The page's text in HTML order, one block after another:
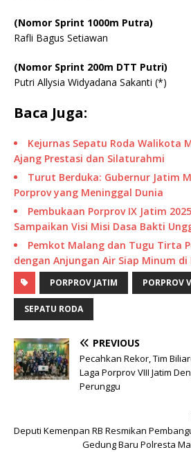
(Nomor Sprint 1000m Putra)
Rafli Bagus Setiawan
(Nomor Sprint 200m DTT Putri)
Putri Allysia Widyadana Sakanti (*)
Baca Juga:
Kejurnas Sepatu Roda Walikota
Ajang Prestasi dan Silaturahmi
Turut Berduka: Gubernur Jatim
Porprov yang Meninggal Dunia
Pembukaan Porprov IX Jatim
Sampaikan Visi Misi Dasa Bakti
Pemkot Malang dan Tugu Tirta
dengan Anjungan Air Siap Minum di
PORPROV JATIM PORPROV
SEPATU RODA
PREVIOUS
Pecahkan Rekor, Tim
Laga Porprov VIII Jatim
Perunggu
Deputi Kemenpan RB Resmikan
Gedung Baru Polresta